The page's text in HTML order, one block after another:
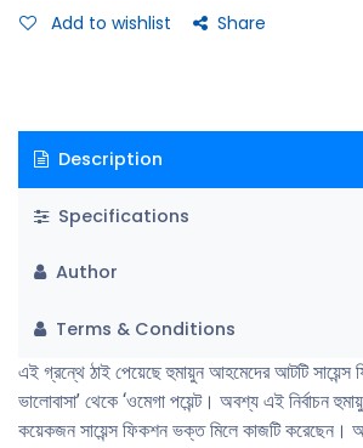
Add to wishlist Share
Description
Specifications
Author
Terms & Conditions
এই গ্রন্থে ঠাই পেয়েছে হুমায়ুন আহমেদের আটটি
ভালােবাসা’ থেকে ‘ওমেগা পয়েন্ট। অবশ্য এই নির্বাচন
কয়েকজন সায়েন্স ফিকশন ভক্ত মিলে কাজটি করেছেন।